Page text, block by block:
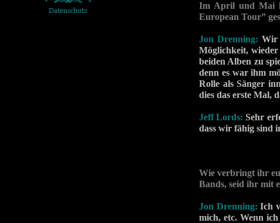
Im April und Mai
European Tour”
Jon Drenning: Wir
Möglichkeit,
beiden Alben zu
denn es war ihm
Rolle als Sänger
dies das erste Mal,
Jeff Lords:Sehr
dass wir fähig sind
Wie verbringt ihr
Bands, seid ihr mit
Jon Drenning:Ich
mich, etc. Wenn